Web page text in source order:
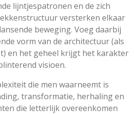
lijntjespatronen en de zich
versterken elkaar
beweging. Voeg daarbij
vorm van de architectuur (als
en het geheel krijgt het karakter
visioen.
die men waarneemt is
transformatie, herhaling en
die letterlijk overeenkomen